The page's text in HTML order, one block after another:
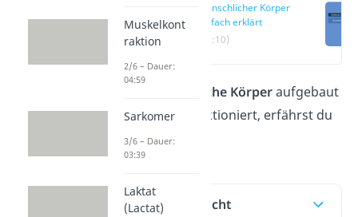
Menschlicher Körper
einfach erklärt
(00:10)
menschliche Körperaufgebaut
ist und wie er funktioniert, erfährst du
hier und imVideo!
Inhaltsübersicht
Muskelkont
raktion
2/6 – Dauer:
04:59
Sarkomer
3/6 – Dauer:
03:39
Laktat
(Lactat)